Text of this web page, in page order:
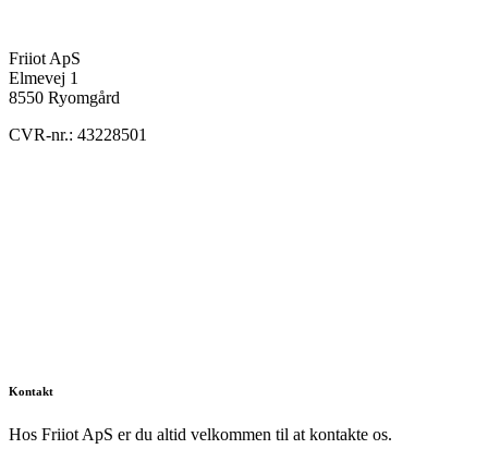
Friiot ApS
Elmevej 1
8550 Ryomgård
CVR-nr.: 43228501
Kontakt
Hos Friiot ApS er du altid velkommen til at kontakte os.